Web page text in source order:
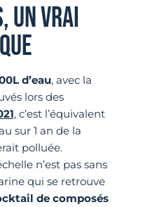
UN VRAI
d’eau, avec la
lors des
, c’est l’équivalent
sur 1 an de la
polluée.
n’est pas sans
qui se retrouve
de composés